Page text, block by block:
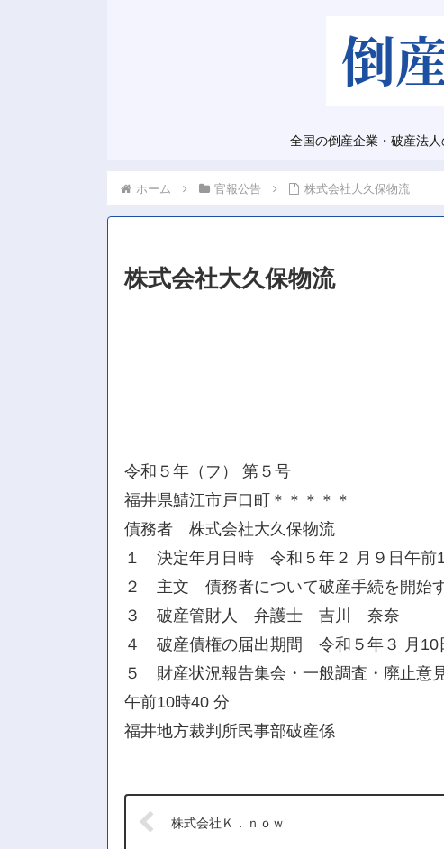
全国の倒産企業・破産法
ホーム 官報公告 株式会社大久保物流
株式会社大久保物流
令和５年（フ） 第５号
福井県鯖江市戸口町＊＊＊＊＊
債務者 株式会社大久保物流
１ 決定年月日時 令和５年２ 月９日午前
２ 主文 債務者について破産手続を開始す
３ 破産管財人 弁護士 吉川 奈奈
４ 破産債権の届出期間 令和５年３ 月10
５ 財産状況報告集会・一般調査・廃止意
午前10時40 分
福井地方裁判所民事部破産係
株式会社Ｋ．ｎｏｗ